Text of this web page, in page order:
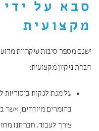
סבא על
מקצועית
ישנם מספר סיבות עיקריות
חברת ניקיון מקצועית:
על מנת לנקות
בחומרים מיוחדים, אשר
צורך לעבוד. חברתנו